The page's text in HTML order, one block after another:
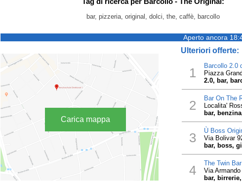
bar, pizzeria, original, dolci, the, caffè, barcollo
Aperto ancora
Carica mappa
Ulteriori offerte:
1 Barcollo 2.0
Piazza
2.0, bar,
2 Bar On The
Localita'
bar,
3 Ù Boss
Via Bolivar
bar, boss,
4 The Twin Bar
Via
bar,